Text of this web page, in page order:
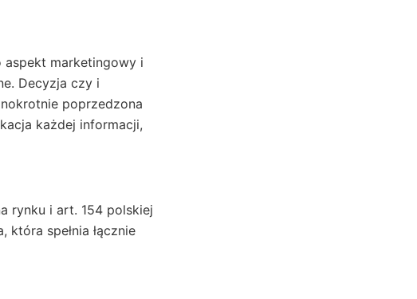
aspekt marketingowy i
Decyzja czy i
poprzedzona
każdej informacji,
rynku i art. 154 polskiej
spełnia łącznie